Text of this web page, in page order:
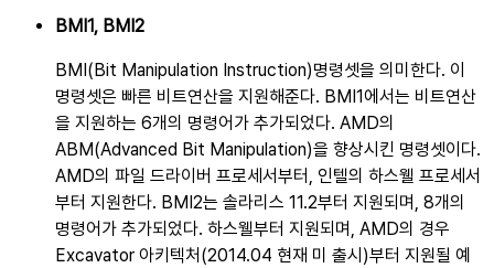
BMI1, BMI2
BMI
명령셋을 의미한다. 이
명령셋은 빠른 비트연산을 지원해준다. BMI1에서는 비트연산
을 지원하는 6개의 명령어가 추가되었다. AMD의
ABM
을 향상시킨 명령셋이다.
AMD의 파일 드라이버 프로세서부터, 인텔의 하스웰 프로세서
부터 지원한다. BMI2는 솔라리스 11.2부터 지원되며, 8개의
명령어가 추가되었다. 하스웰부터 지원되며, AMD의 경우
Excavator 아키텍처(2014.04 현재 미 출시)부터 지원될 예